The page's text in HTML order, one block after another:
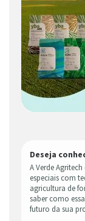
Deseja
A Verde
especiais com
agricultura de
saber como
futuro da sua